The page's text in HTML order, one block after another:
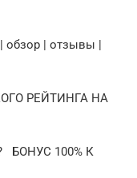
обзор | отзывы |
РЕЙТИНГА НА
БОНУС 100% К